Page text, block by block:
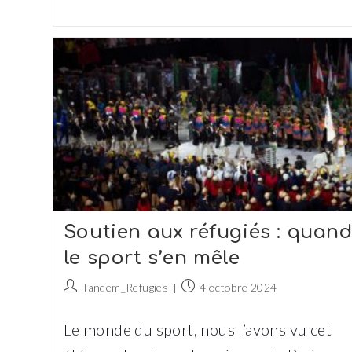
Soutien aux réfugiés : quand
le sport s’en mêle
Auteur/autrice
publication :
Tandem_Refugies
Publication
4 octobre 2024
Le monde du sport, nous l’avons vu cet